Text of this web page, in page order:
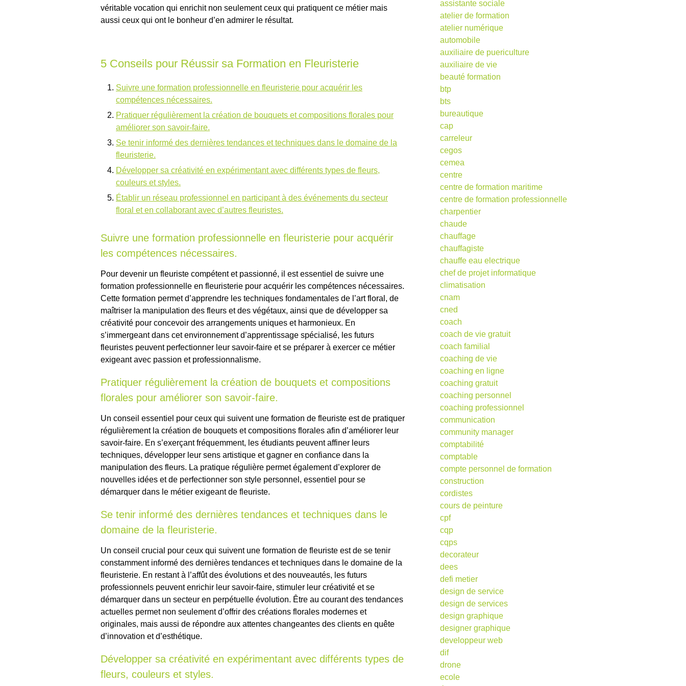
véritable vocation qui enrichit non seulement ceux qui pratiquent ce métier mais
aussi ceux qui ont le bonheur d’en admirer le résultat.
5 Conseils pour Réussir sa Formation en Fleuristerie
Suivre une formation professionnelle en fleuristerie pour acquérir les
compétences nécessaires.
Pratiquer régulièrement la création de bouquets et compositions florales pour
améliorer son savoir-faire.
Se tenir informé des dernières tendances et techniques dans le domaine de la
fleuristerie.
Développer sa créativité en expérimentant avec différents types de fleurs,
couleurs et styles.
Établir un réseau professionnel en participant à des événements du secteur
floral et en collaborant avec d’autres fleuristes.
Suivre une formation professionnelle en fleuristerie pour acquérir
les compétences nécessaires.
Pour devenir un fleuriste compétent et passionné, il est essentiel de suivre une
formation professionnelle en fleuristerie pour acquérir les compétences nécessaires.
Cette formation permet d’apprendre les techniques fondamentales de l’art floral, de
maîtriser la manipulation des fleurs et des végétaux, ainsi que de développer sa
créativité pour concevoir des arrangements uniques et harmonieux. En
s’immergeant dans cet environnement d’apprentissage spécialisé, les futurs
fleuristes peuvent perfectionner leur savoir-faire et se préparer à exercer ce métier
exigeant avec passion et professionnalisme.
Pratiquer régulièrement la création de bouquets et compositions
florales pour améliorer son savoir-faire.
Un conseil essentiel pour ceux qui suivent une formation de fleuriste est de pratiquer
régulièrement la création de bouquets et compositions florales afin d’améliorer leur
savoir-faire. En s’exerçant fréquemment, les étudiants peuvent affiner leurs
techniques, développer leur sens artistique et gagner en confiance dans la
manipulation des fleurs. La pratique régulière permet également d’explorer de
nouvelles idées et de perfectionner son style personnel, essentiel pour se
démarquer dans le métier exigeant de fleuriste.
Se tenir informé des dernières tendances et techniques dans le
domaine de la fleuristerie.
Un conseil crucial pour ceux qui suivent une formation de fleuriste est de se tenir
constamment informé des dernières tendances et techniques dans le domaine de la
fleuristerie. En restant à l’affût des évolutions et des nouveautés, les futurs
professionnels peuvent enrichir leur savoir-faire, stimuler leur créativité et se
démarquer dans un secteur en perpétuelle évolution. Être au courant des tendances
actuelles permet non seulement d’offrir des créations florales modernes et
originales, mais aussi de répondre aux attentes changeantes des clients en quête
d’innovation et d’esthétique.
Développer sa créativité en expérimentant avec différents types de
fleurs, couleurs et styles.
assistante sociale
atelier de formation
atelier numérique
automobile
auxiliaire de puericulture
auxiliaire de vie
beauté formation
btp
bts
bureautique
cap
carreleur
cegos
cemea
centre
centre de formation maritime
centre de formation professionnelle
charpentier
chaude
chauffage
chauffagiste
chauffe eau electrique
chef de projet informatique
climatisation
cnam
cned
coach
coach de vie gratuit
coach familial
coaching de vie
coaching en ligne
coaching gratuit
coaching personnel
coaching professionnel
communication
community manager
comptabilité
comptable
compte personnel de formation
construction
cordistes
cours de peinture
cpf
cqp
cqps
decorateur
dees
defi metier
design de service
design de services
design graphique
designer graphique
developpeur web
dif
drone
ecole